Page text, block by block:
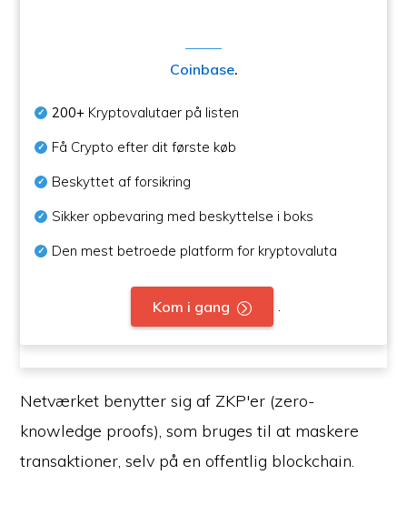
Coinbase.
200+ Kryptovalutaer på listen
Få Crypto efter dit første køb
Beskyttet af forsikring
Sikker opbevaring med beskyttelse i boks
Den mest betroede platform for kryptovaluta
Kom i gang
Netværket benytter sig af ZKP'er (zero-
knowledge proofs), som bruges til at maskere
transaktioner, selv på en offentlig blockchain.